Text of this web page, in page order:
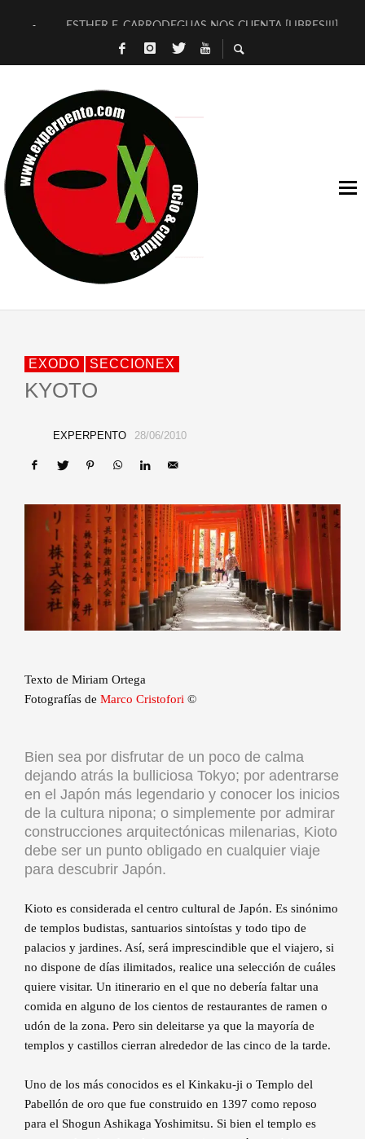
ESTHER F. CARRODEGUAS NOS CUENTA [LIBRES!!!]
[TERRA DE GUAPES] DE SANDRA MONFORT
TIMBRE 4, LA ESCUELA DEL DIRECTOR TEATRAL CLAUDIO
30 AÑOS (NO ES NADA) DE LA KATARSIS DEL TOMATAZO
MILITARES JUDÍAS EN #EXVITA
D’BALDOMEROS REINVENTAN [BITÁCORA 3.0] EN EXVITA
MARSHALL FLASH PRESENTA EN EXVITA [RELATIVA
JOFRE BARDAGÍ EN EXVITA INTERPRETANDO A SERRAT
EXODO SECCIONEX
KYOTO
EXPERPENTO 28/06/2010
Texto de Miriam Ortega
Fotografías de Marco Cristofori ©
Bien sea por disfrutar de un poco de calma
dejando atrás la bulliciosa Tokyo; por adentrarse
en el Japón más legendario y conocer los inicios
de la cultura nipona; o simplemente por admirar
construcciones arquitectónicas milenarias, Kioto
debe ser un punto obligado en cualquier viaje
para descubrir Japón.
Kioto es considerada el centro cultural de Japón. Es sinónimo
de templos budistas, santuarios sintoístas y todo tipo de
palacios y jardines. Así, será imprescindible que el viajero, si
no dispone de días ilimitados, realice una selección de cuáles
quiere visitar. Un itinerario en el que no debería faltar una
comida en alguno de los cientos de restaurantes de ramen o
udón de la zona. Pero sin deleitarse ya que la mayoría de
templos y castillos cierran alrededor de las cinco de la tarde.
Uno de los más conocidos es el Kinkaku-ji o Templo del
Pabellón de oro que fue construido en 1397 como reposo
para el Shogun Ashikaga Yoshimitsu. Si bien el templo es